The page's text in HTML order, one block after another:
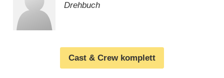
Drehbuch
Cast & Crew komplett